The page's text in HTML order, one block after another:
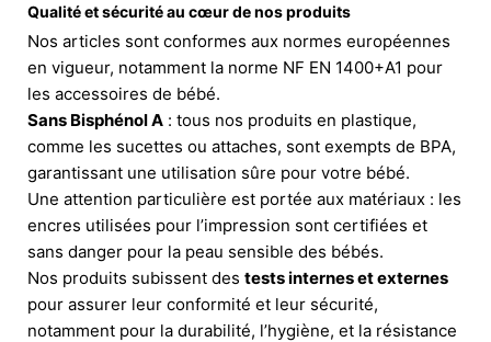
Qualité et sécurité au cœur de nos produits
Nos articles sont conformes aux normes européennes
en vigueur, notamment la norme NF EN 1400+A1 pour
les accessoires de bébé.
Sans Bisphénol A : tous nos produits en plastique,
comme les sucettes ou attaches, sont exempts de BPA,
garantissant une utilisation sûre pour votre bébé.
Une attention particulière est portée aux matériaux : les
encres utilisées pour l’impression sont certifiées et
sans danger pour la peau sensible des bébés.
Nos produits subissent des tests internes et externes
pour assurer leur conformité et leur sécurité,
notamment pour la durabilité, l’hygiène, et la résistance